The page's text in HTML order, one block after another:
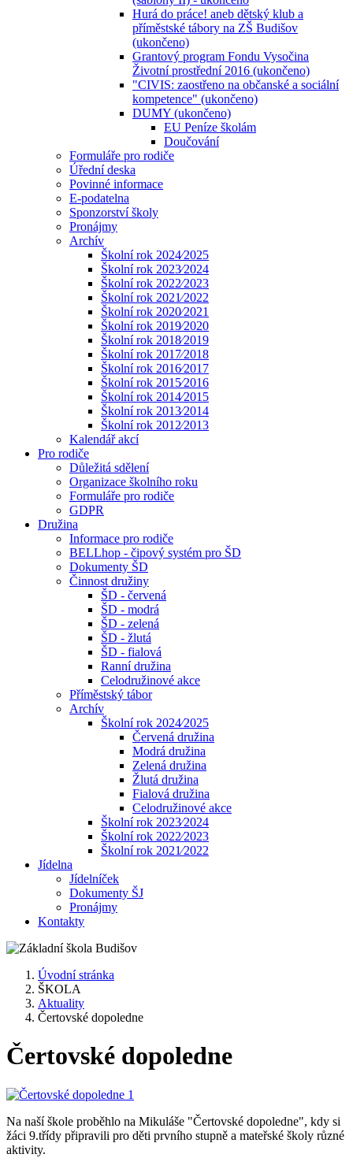
Hurá do práce! aneb dětský klub a
příměstské tábory na ZŠ Budišov
(ukončeno)
Grantový program Fondu Vysočina
Životní prostřední 2016 (ukončeno)
"CIVIS: zaostřeno na občanské a sociální
kompetence" (ukončeno)
DUMY (ukončeno)
EU Peníze školám
Doučování
Formuláře pro rodiče
Úřední deska
Povinné informace
E-podatelna
Sponzorství školy
Pronájmy
Archív
Školní rok 2024⁄2025
Školní rok 2023⁄2024
Školní rok 2022⁄2023
Školní rok 2021⁄2022
Školní rok 2020⁄2021
Školní rok 2019⁄2020
Školní rok 2018⁄2019
Školní rok 2017⁄2018
Školní rok 2016⁄2017
Školní rok 2015⁄2016
Školní rok 2014⁄2015
Školní rok 2013⁄2014
Školní rok 2012⁄2013
Kalendář akcí
Pro rodiče
Důležitá sdělení
Organizace školního roku
Formuláře pro rodiče
GDPR
Družina
Informace pro rodiče
BELLhop - čipový systém pro ŠD
Dokumenty ŠD
Činnost družiny
ŠD - červená
ŠD - modrá
ŠD - zelená
ŠD - žlutá
ŠD - fialová
Ranní družina
Celodružinové akce
Příměstský tábor
Archív
Školní rok 2024⁄2025
Červená družina
Modrá družina
Zelená družina
Žlutá družina
Fialová družina
Celodružinové akce
Školní rok 2023⁄2024
Školní rok 2022⁄2023
Školní rok 2021⁄2022
Jídelna
Jídelníček
Dokumenty ŠJ
Pronájmy
Kontakty
Úvodní stránka
ŠKOLA
Aktuality
Čertovské dopoledne
Čertovské dopoledne
Na naší škole proběhlo na Mikuláše "Čertovské dopoledne", kdy si
žáci 9.třídy připravili pro děti prvního stupně a mateřské školy různé
aktivity.